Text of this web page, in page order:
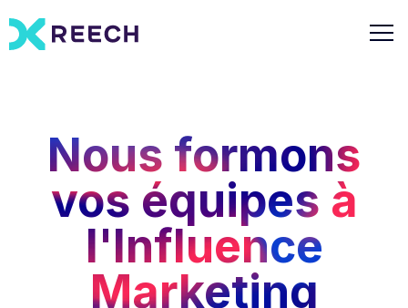
Nous formons
vos équipes à
l'Influence
Marketing